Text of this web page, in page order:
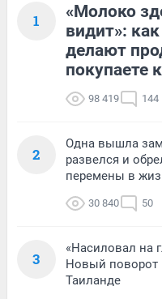
1
«Молоко
видит»:
делают
покупаете
98 419 144
2
Одна вышла
развелся и
перемены в
30 840 50
3
«Насиловал на
Новый поворот
Таиланде